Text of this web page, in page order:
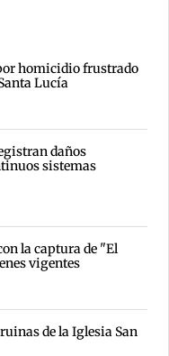
homicidio frustrado
Lucía
daños
sistemas
la captura de "El
vigentes
de la Iglesia San